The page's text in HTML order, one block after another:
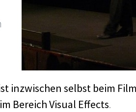
inzwischen selbst beim
Bereich Visual Effects.